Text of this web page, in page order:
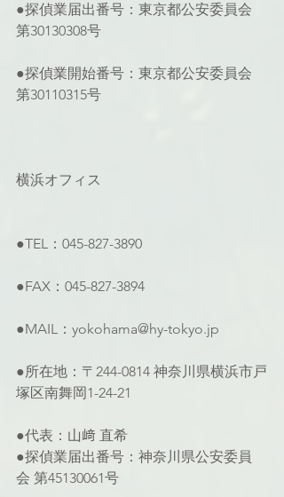
●探偵業届出番号：東京都公安委員会
第30130308号
●探偵業開始番号：東京都公安委員会
第30110315号
横浜オフィス
●TEL：045-827-3890
●FAX：045-827-3894
●MAIL：yokohama@hy-tokyo.jp
●所在地：〒244-0814 神奈川県横浜市戸
塚区南舞岡1-24-21
●代表：山﨑 直希
●探偵業届出番号：神奈川県公安委員
会 第45130061号